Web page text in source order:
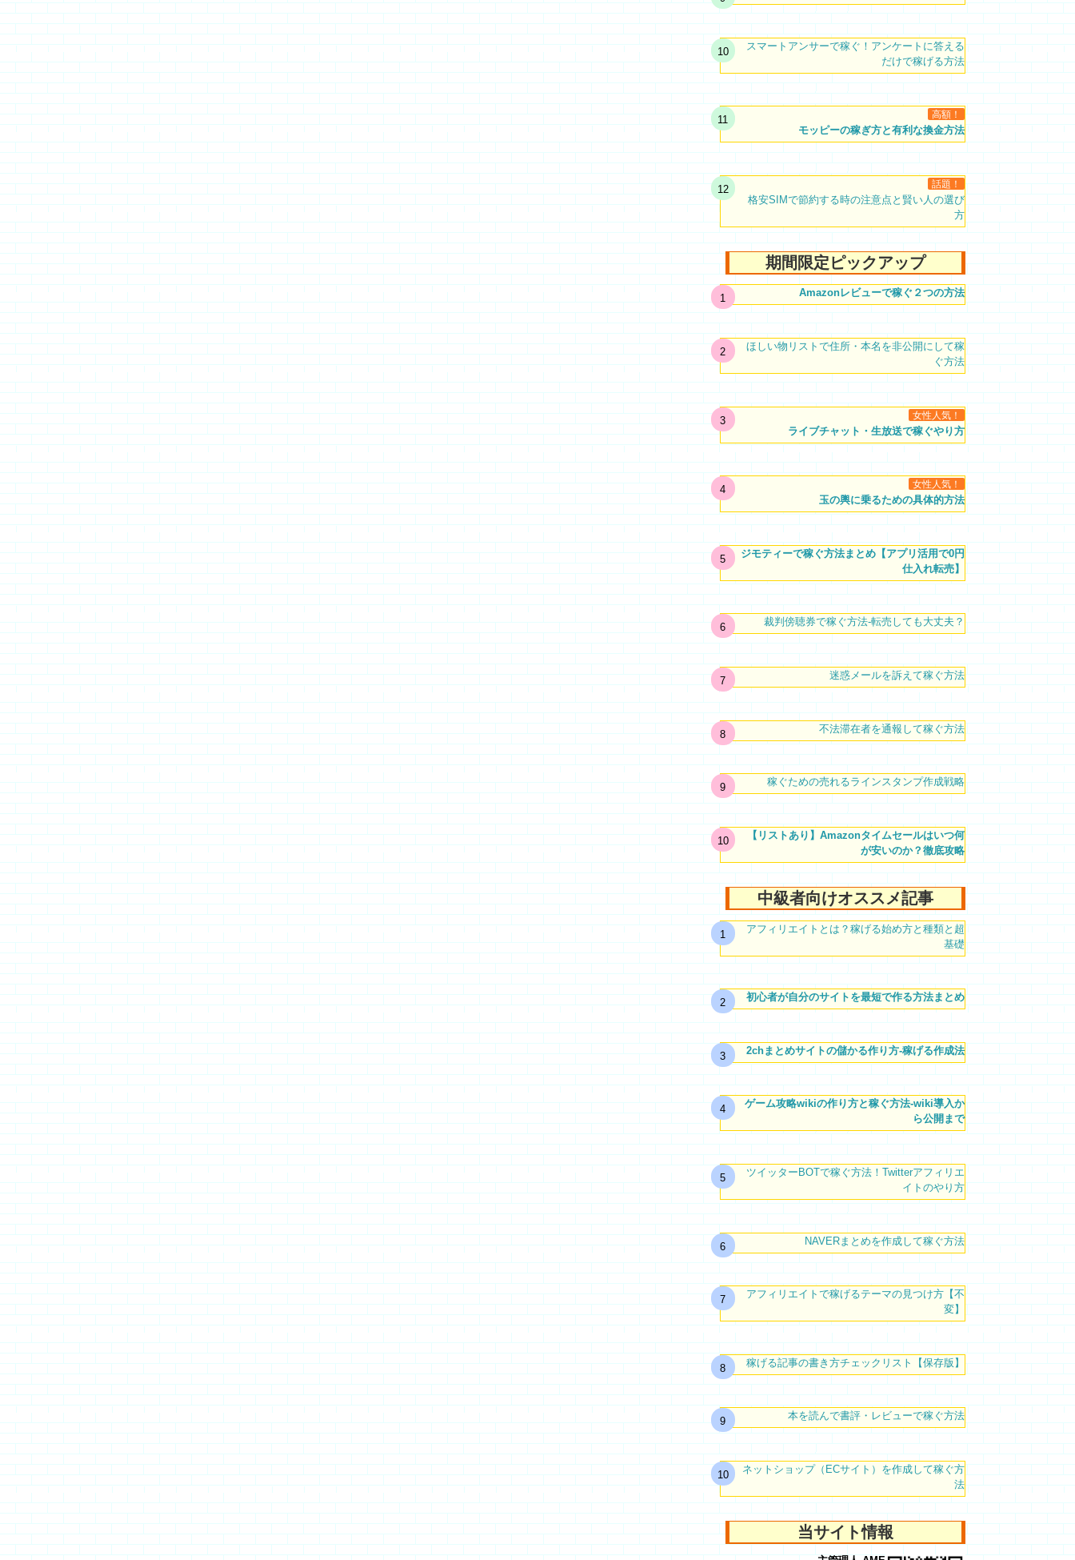
スマートアンサーで稼ぐ！アンケートに答える
だけで稼げる方法
高額！
モッピーの稼ぎ方と有利な換金方法
話題！
格安SIMで節約する時の注意点と賢い人の選び
方
期間限定ピックアップ
Amazonレビューで稼ぐ２つの方法
ほしい物リストで住所・本名を非公開にして稼
ぐ方法
女性人気！
ライブチャット・生放送で稼ぐやり方
女性人気！
玉の輿に乗るための具体的方法
ジモティーで稼ぐ方法まとめ【アプリ活用で0円
仕入れ転売】
裁判傍聴券で稼ぐ方法-転売しても大丈夫？
迷惑メールを訴えて稼ぐ方法
不法滞在者を通報して稼ぐ方法
稼ぐための売れるラインスタンプ作成戦略
【リストあり】Amazonタイムセールはいつ何
が安いのか？徹底攻略
中級者向けオススメ記事
アフィリエイトとは？稼げる始め方と種類と超
基礎
初心者が自分のサイトを最短で作る方法まとめ
2chまとめサイトの儲かる作り方-稼げる作成法
ゲーム攻略wikiの作り方と稼ぐ方法-wiki導入か
ら公開まで
ツイッターBOTで稼ぐ方法！Twitterアフィリエ
イトのやり方
NAVERまとめを作成して稼ぐ方法
アフィリエイトで稼げるテーマの見つけ方【不
変】
稼げる記事の書き方チェックリスト【保存版】
本を読んで書評・レビューで稼ぐ方法
ネットショップ（ECサイト）を作成して稼ぐ方
法
当サイト情報